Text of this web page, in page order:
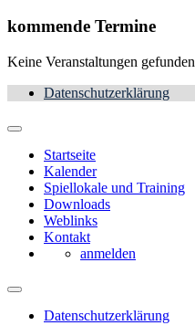
kommende Termine
Keine Veranstaltungen gefunden
Datenschutzerklärung
Startseite
Kalender
Spiellokale und Training
Downloads
Weblinks
Kontakt
anmelden
Datenschutzerklärung